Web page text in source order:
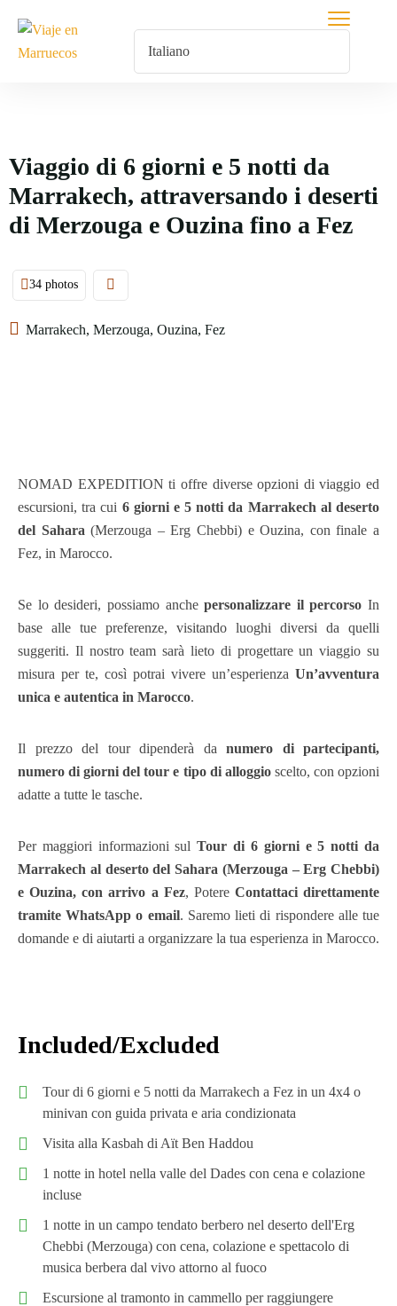
Viaggio di 6 giorni e 5 notti da
Marrakech, attraversando i deserti
di Merzouga e Ouzina fino a Fez
34 photos
Marrakech, Merzouga, Ouzina, Fez
NOMAD EXPEDITION ti offre diverse opzioni di viaggio ed
escursioni, tra cui 6 giorni e 5 notti da Marrakech al deserto
del Sahara (Merzouga – Erg Chebbi) e Ouzina, con finale a
Fez, in Marocco.
Se lo desideri, possiamo anchepersonalizzare il percorso In
base alle tue preferenze, visitando luoghi diversi da quelli
suggeriti. Il nostro team sarà lieto di progettare un viaggio su
misura per te, così potrai vivere un’esperienza Un’avventura
unica e autentica in Marocco.
Il prezzo del tour dipenderà da numero di partecipanti,
numero di giorni del tour e tipo di alloggioscelto, con opzioni
adatte a tutte le tasche.
Per maggiori informazioni sulTour di 6 giorni e 5 notti da
Marrakech al deserto del Sahara (Merzouga – Erg Chebbi)
e Ouzina, con arrivo a Fez, Potere Contattaci direttamente
tramite WhatsApp o email. Saremo lieti di rispondere alle tue
domande e di aiutarti a organizzare la tua esperienza in Marocco.
Included/Excluded
Tour di 6 giorni e 5 notti da Marrakech a Fez in un 4x4 o
minivan con guida privata e aria condizionata
Visita alla Kasbah di Aït Ben Haddou
1 notte in hotel nella valle del Dades con cena e colazione
incluse
1 notte in un campo tendato berbero nel deserto dell'Erg
Chebbi (Merzouga) con cena, colazione e spettacolo di
musica berbera dal vivo attorno al fuoco
Escursione al tramonto in cammello per raggiungere